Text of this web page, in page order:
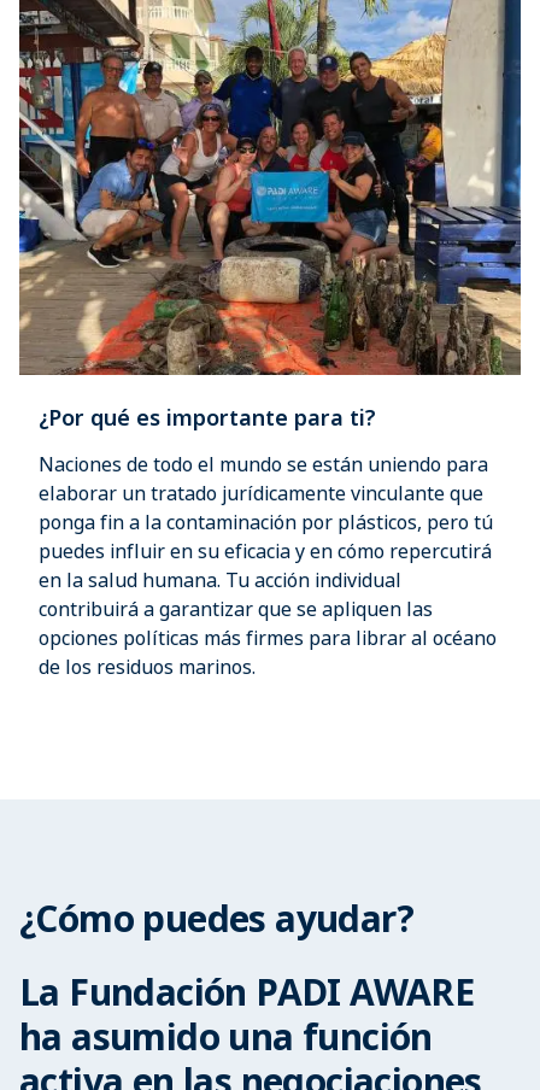
¿Por qué es importante para ti?
Naciones de todo el mundo se están uniendo para
elaborar un tratado jurídicamente vinculante que
ponga fin a la contaminación por plásticos, pero tú
puedes influir en su eficacia y en cómo repercutirá
en la salud humana. Tu acción individual
contribuirá a garantizar que se apliquen las
opciones políticas más firmes para librar al océano
de los residuos marinos.
¿Cómo puedes ayudar?
La Fundación PADI AWARE
ha asumido una función